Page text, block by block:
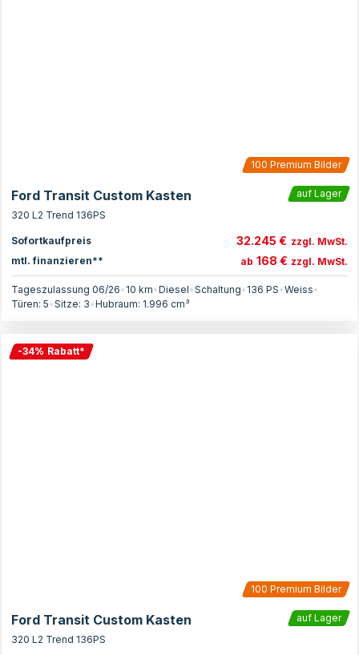
100 Premium Bilder
Ford Transit Custom Kasten
auf Lager
320 L2 Trend 136PS
Sofortkaufpreis 32.245 € zzgl. MwSt.
mtl. finanzieren**
ab 168 € zzgl. MwSt.
Tageszulassung 06/26• 10 km•Diesel•Schaltung• 136 PS•Weiss•
Türen: 5•Sitze: 3•Hubraum: 1.996 cm³
-34% Rabatt*
100 Premium Bilder
Ford Transit Custom Kasten
auf Lager
320 L2 Trend 136PS